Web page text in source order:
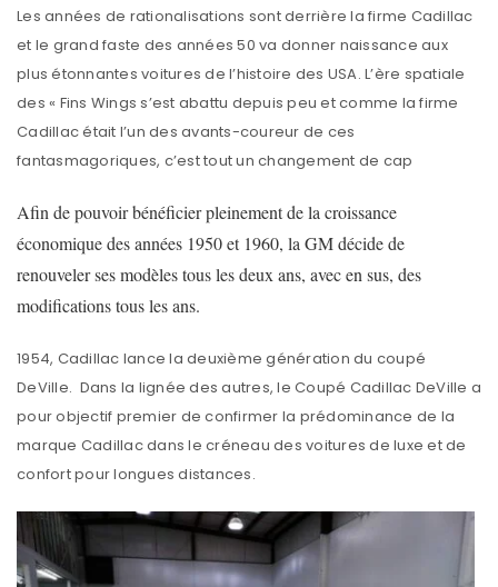
Les années de rationalisations sont derrière la firme Cadillac
et le grand faste des années 50 va donner naissance aux
plus étonnantes voitures de l’histoire des USA. L’ère spatiale
des « Fins Wings s’est abattu depuis peu et comme la firme
Cadillac était l’un des avants-coureur de ces
fantasmagoriques, c’est tout un changement de cap
Afin de pouvoir bénéficier pleinement de la croissance
économique des années 1950 et 1960, la GM décide de
renouveler ses modèles tous les deux ans, avec en sus, des
modifications tous les ans.
1954, Cadillac lance la deuxième génération du coupé
DeVille. Dans la lignée des autres, le Coupé Cadillac DeVille a
pour objectif premier de confirmer la prédominance de la
marque Cadillac dans le créneau des voitures de luxe et de
confort pour longues distances.